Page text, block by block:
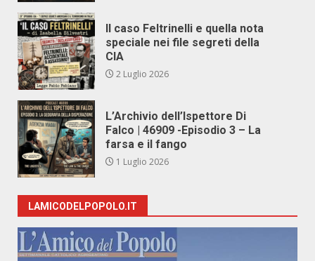
Il caso Feltrinelli e quella nota
speciale nei file segreti della
CIA
2 Luglio 2026
L’Archivio dell’Ispettore Di
Falco | 46909 -Episodio 3 – La
farsa e il fango
1 Luglio 2026
LAMICODELPOPOLO.IT